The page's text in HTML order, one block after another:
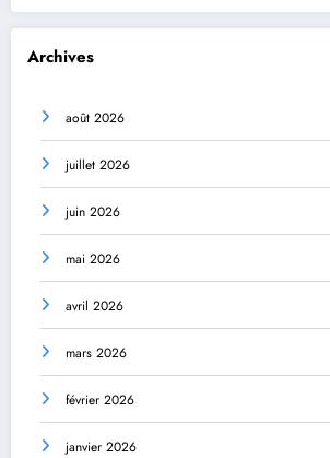
Archives
août 2026
juillet 2026
juin 2026
mai 2026
avril 2026
mars 2026
février 2026
janvier 2026